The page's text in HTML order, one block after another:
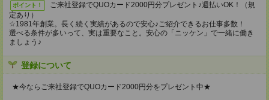
ポイント！
ご来社登録でQUOカード2000円分プレゼント♪週払いOK！（規
定あり）
☆1981年創業。長く続く実績があるので安心♪ご紹介できるお仕事多数！
選べる条件が多いって、実は重要なこと。安心の「ニッケン」で一緒に働き
ましょう♪
登録について
★今ならご来社登録でQUOカード2000円分をプレゼント中★